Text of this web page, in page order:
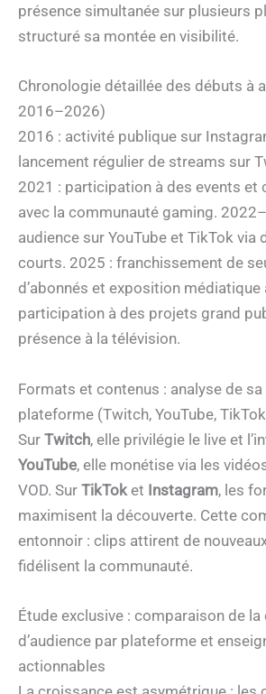
présence simultanée sur plusieurs
structuré sa montée en visibilité.
Chronologie détaillée des débuts à
2016–2026)
2016 : activité publique sur
lancement régulier de streams sur
2021 : participation à des events et
avec la communauté gaming.
audience sur YouTube et TikTok via
courts. 2025 : franchissement de
d’abonnés et exposition médiatique
participation à des projets grand
présence à la télévision.
Formats et contenus : analyse de
plateforme (Twitch, YouTube,
Sur Twitch, elle privilégie le live et
YouTube, elle monétise via les
VOD. Sur TikTok et Instagram, les
maximisent la découverte. Cette
entonnoir : clips attirent de
fidélisent la communauté.
Étude exclusive : comparaison de
d’audience par plateforme et
actionnables